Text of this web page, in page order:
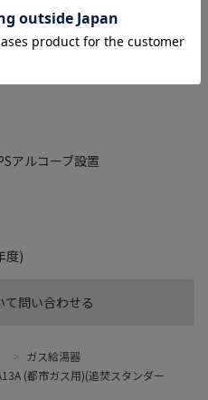
て問い合わせる
となりますので別途お買い求
アルコーブ設置
度)
> ガス給湯器
(都市ガス用)(追焚スタンダー